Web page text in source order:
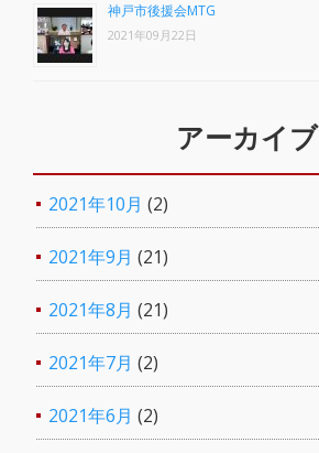
神戸市後援会MTG
2021年09月22日
アーカイブ
2021年10月 (2)
2021年9月 (21)
2021年8月 (21)
2021年7月 (2)
2021年6月 (2)